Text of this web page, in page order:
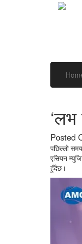
‘लभ
Posted
पछिल्लो
एसियन
हुँदैछ।